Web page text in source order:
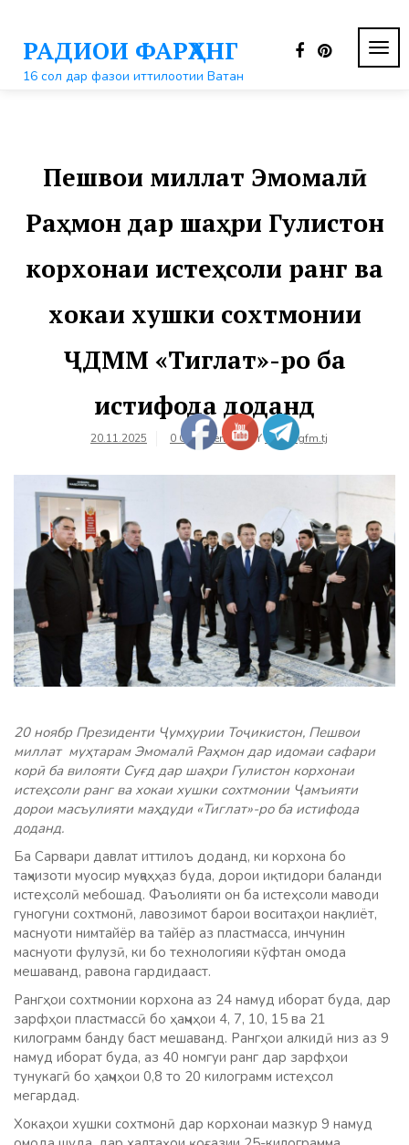
контентуРАДИОИ ФАРҲАНГ
16 сол дар фазои иттилоотии Ватан
Пешвои миллат Эмомалӣ
Раҳмон дар шаҳри Гулистон
корхонаи истеҳсоли ранг ва
хокаи хушки сохтмонии
ҶДММ «Тиглат»-ро ба
истифода доданд
20.11.2025 0 Comments BYfarhangfm.tj
20 ноябр Президенти Ҷумҳурии Тоҷикистон, Пешвои
миллат муҳтарам Эмомалӣ Раҳмон дар идомаи сафари
корӣ ба вилояти Суғд дар шаҳри Гулистон корхонаи
истеҳсоли ранг ва хокаи хушки сохтмонии Ҷамъияти
дорои масъулияти маҳдуди «Тиглат»-ро ба истифода
доданд.
Ба Сарвари давлат иттилоъ доданд, ки корхона бо
таҷҳизоти муосир муҷаҳҳаз буда, дорои иқтидори баланди
истеҳсолӣ мебошад. Фаъолияти он ба истеҳсоли маводи
гуногуни сохтмонӣ, лавозимот барои воситаҳои нақлиёт,
маснуоти нимтайёр ва тайёр аз пластмасса, инчунин
маснуоти фулузӣ, ки бо технологияи кӯфтан омода
мешаванд, равона гардидааст.
Рангҳои сохтмонии корхона аз 24 намуд иборат буда, дар
зарфҳои пластмассӣ бо ҳаҷмҳои 4, 7, 10, 15 ва 21
килограмм банду баст мешаванд. Рангҳои алкидӣ низ аз 9
намуд иборат буда, аз 40 номгуи ранг дар зарфҳои
тунукагӣ бо ҳаҷмҳои 0,8 то 20 килограмм истеҳсол
мегардад.
Хокаҳои хушки сохтмонӣ дар корхонаи мазкур 9 намуд